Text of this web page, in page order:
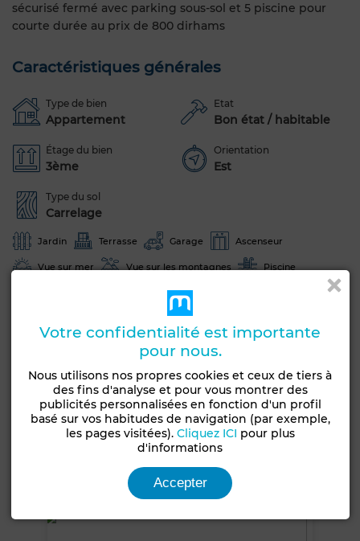
sécurisé fermé avec parking sous-sol et 5 piscine pour
courte durée au prix de 800 dirhams
Caractéristiques générales
Type de bien
Appartement
Etat
Bon état / habitable
Étage du bien
3ème
Orientation
Est
Type du sol
Carrelage
Jardin Terrasse Garage Ascenseur
Vue sur mer Vue sur les montagnes Piscine
Façade extérieure
Antenne parabolique
Sécurité
Double vitrage Cuisine équipée
Réfrigérateur Four TV Machine à laver
Micro-ondes Internet
Animaux domestiques autorisés
Voir plus de photos
Votre confidentialité est importante
pour nous.
Nous utilisons nos propres cookies et ceux de tiers à
des fins d'analyse et pour vous montrer des
publicités personnalisées en fonction d'un profil
basé sur vos habitudes de navigation (par exemple,
les pages visitées). Cliquez ICI pour plus
d'informations
Accepter